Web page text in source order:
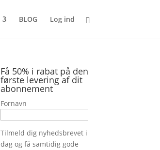
BLOG Log ind
Få 50% i rabat på den
første levering af dit
abonnement
Fornavn
Tilmeld dig nyhedsbrevet i
dag og få samtidig gode